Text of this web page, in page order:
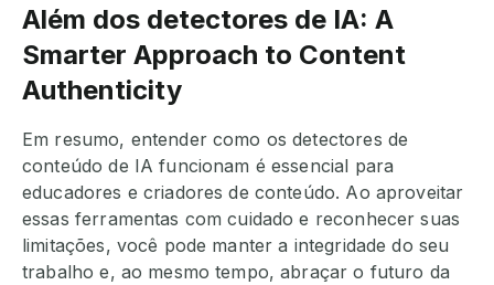
Além dos detectores de IA: A
Smarter Approach to Content
Authenticity
Em resumo, entender como os detectores de
conteúdo de IA funcionam é essencial para
educadores e criadores de conteúdo. Ao aproveitar
essas ferramentas com cuidado e reconhecer suas
limitações, você pode manter a integridade do seu
trabalho e, ao mesmo tempo, abraçar o futuro da